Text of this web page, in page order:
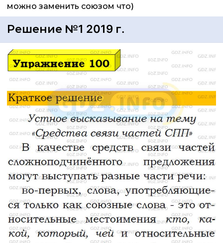
можно заменить союзом что)
Решение №1 2019 г.